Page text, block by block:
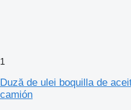
1
Duză de ulei boquilla de
camión